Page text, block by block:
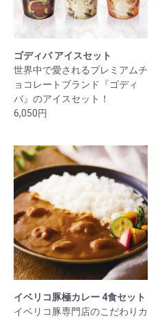
ゴディバ アイスセット
世界中で愛されるプレミアムチ
ョコレートブランド『ゴディ
バ』のアイスセット！
6,050円
イベリコ豚極カレー 4食セット
イベリコ豚専門店のこだわりカ